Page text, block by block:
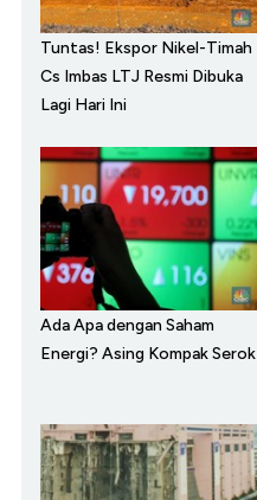
Tuntas! Ekspor Nikel-Timah
Cs Imbas LTJ Resmi Dibuka
Lagi Hari Ini
Ada Apa dengan Saham
Energi? Asing Kompak Serok